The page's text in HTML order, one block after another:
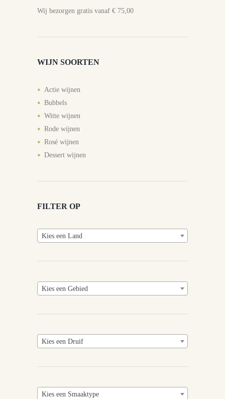
Wij bezorgen gratis vanaf € 75,00
WIJN SOORTEN
Actie wijnen
Bubbels
Witte wijnen
Rode wijnen
Rosé wijnen
Dessert wijnen
FILTER OP
Kies een Land
Kies een Gebied
Kies een Druif
Kies een Smaaktype